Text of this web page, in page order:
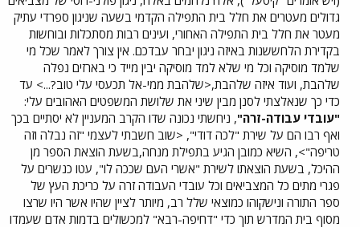
גדולים מעטרים את חלל בית התפילה הקדמי בשעה שניגון ספרדי עתיק
מעטר את חלל בית התפילה האחורי, ועינים רבות מסתכלות ובוחשות
בקדירת הלחששנות באיזה ניגון יבחר עבדכם. אין צורך לאמר שכל מי
שלמד מוסיקה וכל מי שלא למד מוסיקה יבין מייד כי בארזים נפלה
שלהבת, ועוד איזה שלהבת,<שלהבת ממי-אל תכעסי עלי טוב?...> עד
כדי כך שנאלצתי לסנן מבין שיני את שלושת המשפטים האהובים עלי:
"עובדי עבודה-זרה", ניחשתי נכונה שדו הקרב המעניין לא יסתיים בכך
ואף רבו הם על שירת "לכה דודי", <שוב חשבתי לעצמי "זה נבלה וזה
טריפה">, השיא כמובן הגיע בתפילת מנחה,בשעת הוצאת הספר מן
ההיכל, בשעת הוצאתו לשירת "אשרי העם שככה לו", עטו כנשרים על
פגרי מתים כל המצביאים וכל עובדי העבודה זרה על כריכת העץ של
ספר התורה ונישקוהו כמוצאי שלל רב, מיותר לציין שהיו אשר היו שרצו
מסוף בית המדרש תוך כדי "דחיפה-רבא" למכשולים בדמות אדם שעמדו